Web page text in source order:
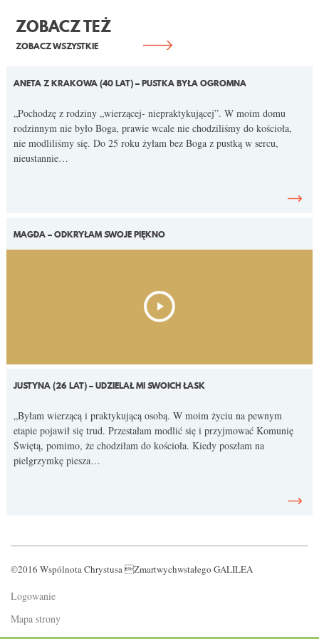
ZOBACZ TEŻ
ZOBACZ WSZYSTKIE
ANETA Z KRAKOWA (40 LAT) – PUSTKA BYŁA OGROMNA
„Pochodzę z rodziny „wierzącej- niepraktykującej”. W moim domu
rodzinnym nie było Boga, prawie wcale nie chodziliśmy do kościoła,
nie modliliśmy się. Do 25 roku żyłam bez Boga z pustką w sercu,
nieustannie…
MAGDA – ODKRYŁAM SWOJE PIĘKNO
JUSTYNA (26 LAT) – UDZIELAŁ MI SWOICH ŁASK
„Byłam wierzącą i praktykującą osobą. W moim życiu na pewnym
etapie pojawił się trud. Przestałam modlić się i przyjmować Komunię
Świętą, pomimo, że chodziłam do kościoła. Kiedy poszłam na
pielgrzymkę piesza…
©2016 Wspólnota Chrystusa Zmartwychwstałego GALILEA
Logowanie
Mapa strony